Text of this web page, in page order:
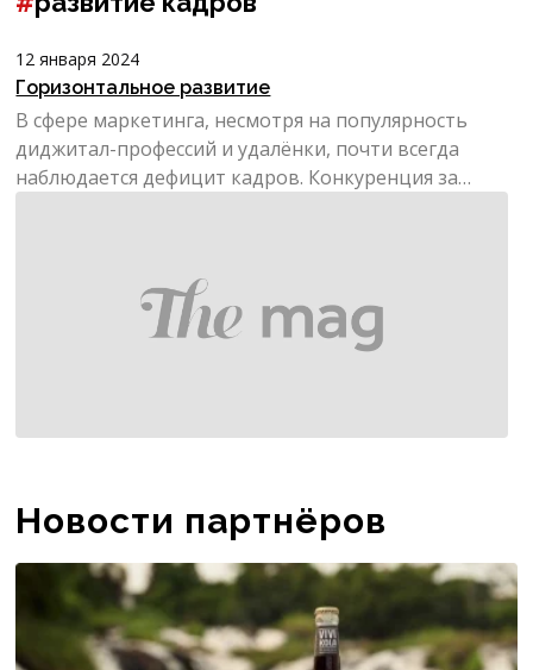
12 января 2024
Горизонтальное развитие
В сфере маркетинга, несмотря на популярность
диджитал-профессий и удалёнки, почти всегда
наблюдается дефицит кадров. Конкуренция за
Новости партнёров